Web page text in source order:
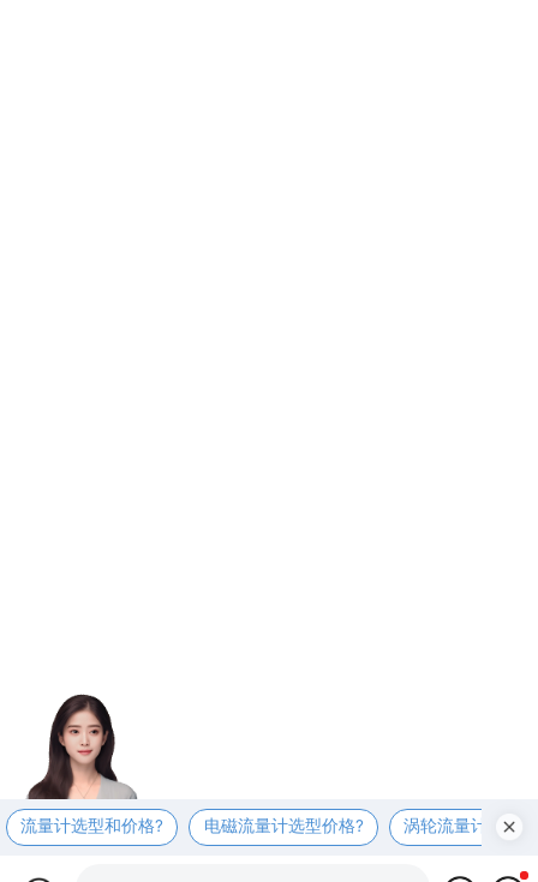
流量计选型和价格? 电磁流量计选型价格? 涡轮流量计选型